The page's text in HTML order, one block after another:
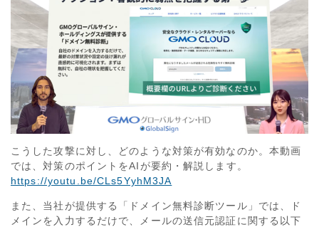
こうした攻撃に対し、どのような対策が有効なのか。本動画
では、対策のポイントをAIが要約・解説します。
https://youtu.be/CLs5YyhM3JA
また、当社が提供する「ドメイン無料診断ツール」では、ド
メインを入力するだけで、メールの送信元認証に関する以下